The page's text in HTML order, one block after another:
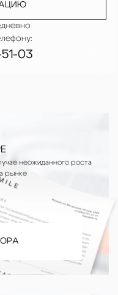
03
неожиданного роста
рынке